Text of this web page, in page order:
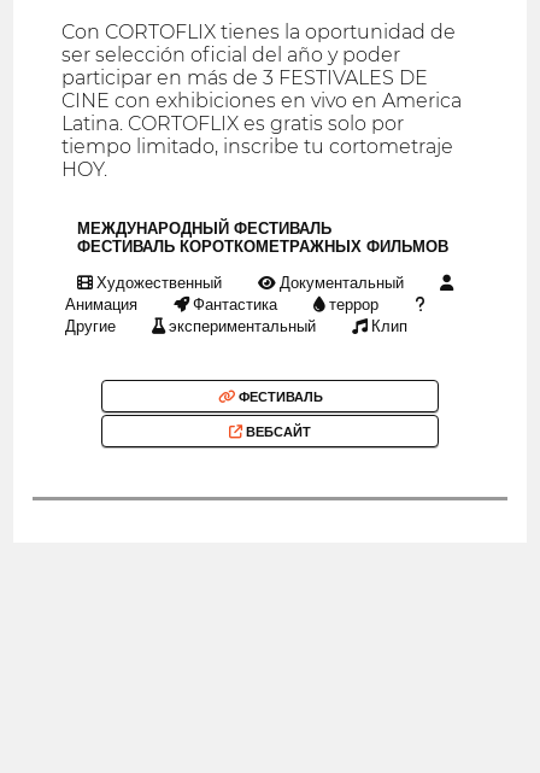
Con CORTOFLIX tienes la oportunidad de
ser selección oficial del año y poder
participar en más de 3 FESTIVALES DE
CINE con exhibiciones en vivo en America
Latina. CORTOFLIX es gratis solo por
tiempo limitado, inscribe tu cortometraje
HOY.
МЕЖДУНАРОДНЫЙ ФЕСТИВАЛЬ
ФЕСТИВАЛЬ КОРОТКОМЕТРАЖНЫХ ФИЛЬМОВ
Художественный
Документальный
Анимация
Фантастика
террор
Другие
экспериментальный Клип
ФЕСТИВАЛЬ
ВЕБСАЙТ